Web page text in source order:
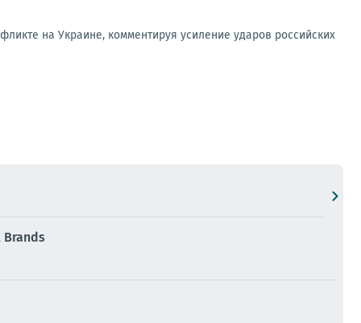
на Украине, комментируя усиление ударов российских